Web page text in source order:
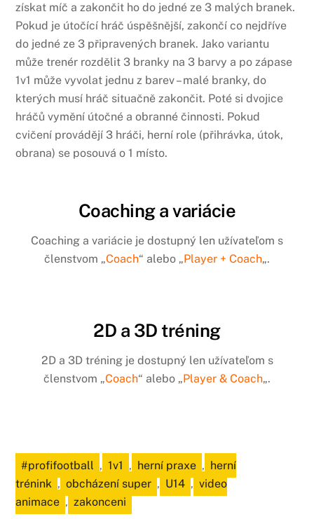
získat míč a zakončit ho do jedné ze 3 malých branek.
Pokud je útočící hráč úspěšnější, zakončí co nejdříve
do jedné ze 3 připravených branek. Jako variantu
může trenér rozdělit 3 branky na 3 barvy a po zápase
1v1 může vyvolat jednu z barev – malé branky, do
kterých musí hráč situačně zakončit. Poté si dvojice
hráčů vymění útočné a obranné činnosti. Pokud
cvičení provádějí 3 hráči, herní role (přihrávka, útok,
obrana) se posouvá o 1 místo.
Coaching a variácie
Coaching a variácie je dostupný len užívateľom s
členstvom „Coach“ alebo „Player + Coach„.
2D a 3D tréning
2D a 3D tréning je dostupný len užívateľom s
členstvom „Coach“ alebo „Player & Coach„.
#profifootball , 1v1 , herní praxe , herní
trénink , obcházení super , U14 , video
animace , zakonceni